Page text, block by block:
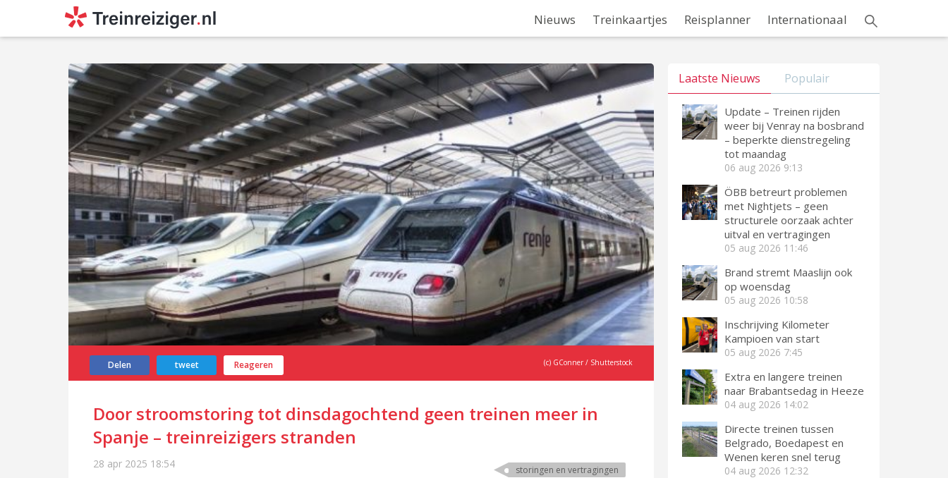
Nieuws Treinkaartjes Reisplanner Internationaal
Delen tweet Reageren (c) GConner / Shutterstock
Door stroomstoring tot dinsdagochtend geen treinen meer in
Spanje – treinreizigers stranden
28 apr 2025 18:54 storingen en vertragingen
Laatste Nieuws Populair
Update – Treinen rijden
weer bij Venray na bosbrand
– beperkte dienstregeling
tot maandag
06 aug 2026 9:13
ÖBB betreurt problemen
met Nightjets – geen
structurele oorzaak achter
uitval en vertragingen
05 aug 2026 11:46
Brand stremt Maaslijn ook
op woensdag
05 aug 2026 10:58
Inschrijving Kilometer
Kampioen van start
05 aug 2026 7:45
Extra en langere treinen
naar Brabantsedag in Heeze
04 aug 2026 14:02
Directe treinen tussen
Belgrado, Boedapest en
Wenen keren snel terug
04 aug 2026 12:32